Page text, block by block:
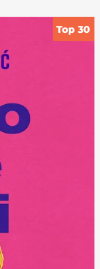
Top 30